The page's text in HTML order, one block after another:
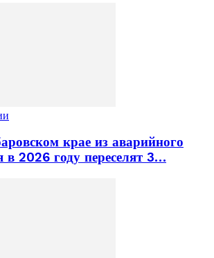
крае из аварийного
в 2026 году переселят 3…